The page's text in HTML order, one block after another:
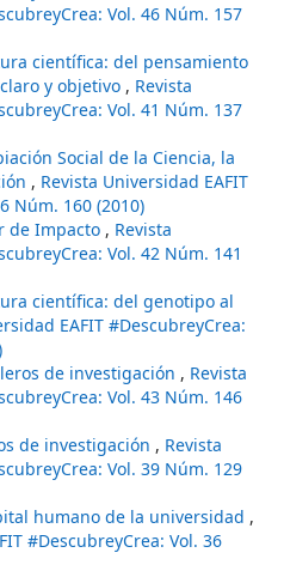
Vol. 46 Núm. 157
científica: del pensamiento
y objetivo , Revista
Vol. 41 Núm. 137
Social de la Ciencia, la
, Revista Universidad EAFIT
Núm. 160 (2010)
de Impacto , Revista
Vol. 42 Núm. 141
científica: del genotipo al
EAFIT #DescubreyCrea:
de investigación , Revista
Vol. 43 Núm. 146
de investigación , Revista
Vol. 39 Núm. 129
humano de la universidad ,
#DescubreyCrea: Vol. 36